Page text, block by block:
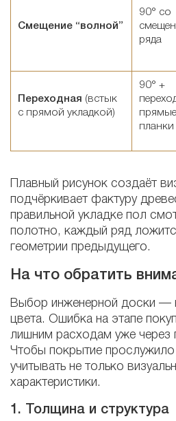
Смещение “волной”
90° со
ряда
Переходная (встык
с прямой укладкой)
90° +
прямые
планки
Плавный рисунок создаёт
подчёркивает фактуру
правильной укладке пол
полотно, каждый ряд
геометрии предыдущего.
На что обратить
Выбор инженерной доски —
цвета. Ошибка на этапе
лишним расходам уже через
Чтобы покрытие прослужило
учитывать не только
характеристики.
1. Толщина и структура